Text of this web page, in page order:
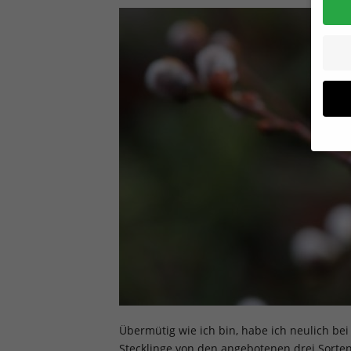
Übermütig wie ich bin, habe ich neulich
Wir
Hier
Ihre